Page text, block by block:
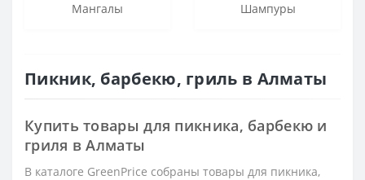
Мангалы Шампуры
Пикник, барбекю, гриль в Алматы
Купить товары для пикника, барбекю и
гриля в Алматы
В каталоге GreenPrice собраны товары для пикника,